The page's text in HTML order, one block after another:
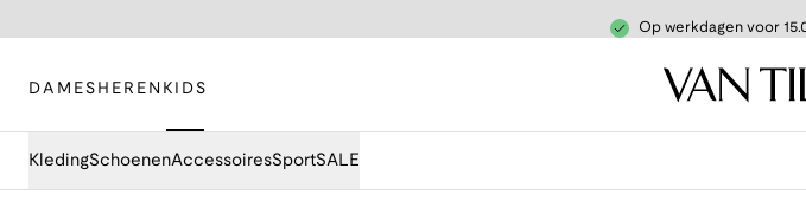
Op werkdagen voor
DAMES HEREN KIDS
KledingSchoenenAccessoiresSportSALE